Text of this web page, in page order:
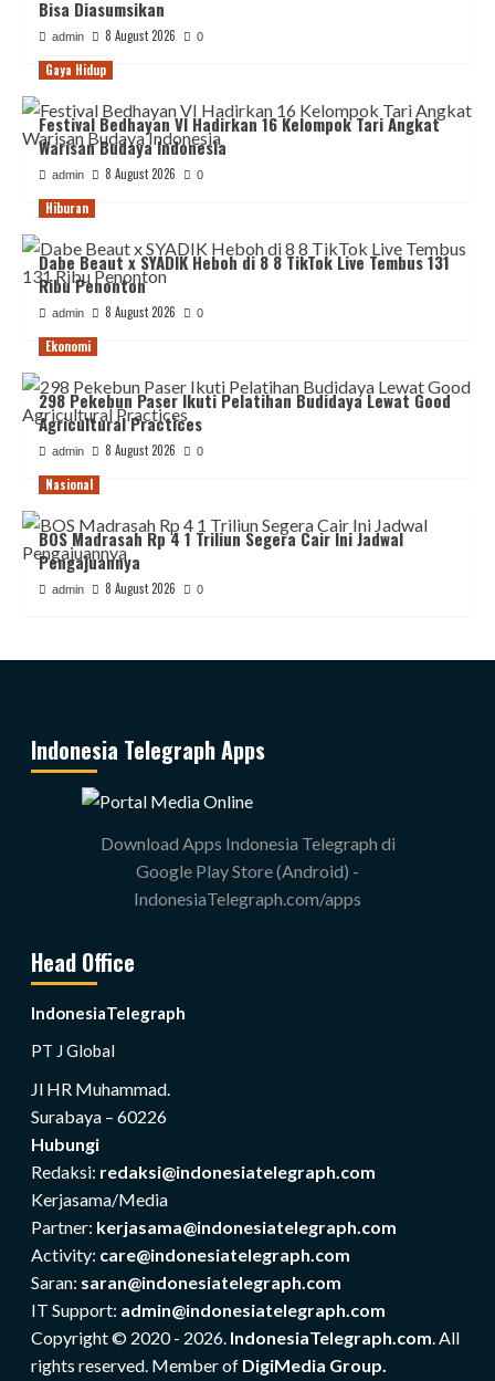
Bisa Diasumsikan
admin 8 August 2026 0
Gaya Hidup
Festival Bedhayan VI Hadirkan 16 Kelompok Tari Angkat
Warisan Budaya Indonesia
admin 8 August 2026 0
Hiburan
Dabe Beaut x SYADIK Heboh di 8 8 TikTok Live Tembus 131
Ribu Penonton
admin 8 August 2026 0
Ekonomi
298 Pekebun Paser Ikuti Pelatihan Budidaya Lewat Good
Agricultural Practices
admin 8 August 2026 0
Nasional
BOS Madrasah Rp 4 1 Triliun Segera Cair Ini Jadwal
Pengajuannya
admin 8 August 2026 0
Indonesia Telegraph Apps
Download Apps Indonesia Telegraph di
Google Play Store (Android) -
IndonesiaTelegraph.com/apps
Head Office
IndonesiaTelegraph
PT J Global
Jl HR Muhammad.
Surabaya – 60226
Hubungi
Redaksi: redaksi@indonesiatelegraph.com
Kerjasama/Media
Partner: kerjasama@indonesiatelegraph.com
Activity: care@indonesiatelegraph.com
Saran: saran@indonesiatelegraph.com
IT Support: admin@indonesiatelegraph.com
Copyright © 2020 - 2026. IndonesiaTelegraph.com. All
rights reserved. Member of DigiMedia Group.